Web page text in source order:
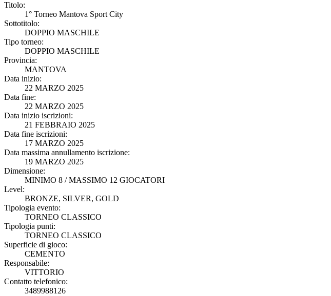
Titolo:
1° Torneo Mantova Sport City
Sottotitolo:
DOPPIO MASCHILE
Tipo torneo:
DOPPIO MASCHILE
Provincia:
MANTOVA
Data inizio:
22 MARZO 2025
Data fine:
22 MARZO 2025
Data inizio iscrizioni:
21 FEBBRAIO 2025
Data fine iscrizioni:
17 MARZO 2025
Data massima annullamento iscrizione:
19 MARZO 2025
Dimensione:
MINIMO 8 / MASSIMO 12 GIOCATORI
Level:
BRONZE, SILVER, GOLD
Tipologia evento:
TORNEO CLASSICO
Tipologia punti:
TORNEO CLASSICO
Superficie di gioco:
CEMENTO
Responsabile:
VITTORIO
Contatto telefonico:
3489988126